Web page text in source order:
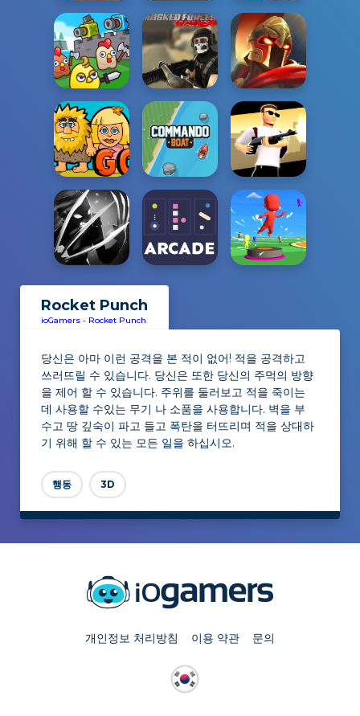
Rocket Punch
ioGamers - Rocket Punch
당신은 아마 이런 공격을 본 적이 없어! 적을 공격하고
쓰러뜨릴 수 있습니다. 당신은 또한 당신의 주먹의 방향
을 제어 할 수 있습니다. 주위를 둘러보고 적을 죽이는
데 사용할 수있는 무기 나 소품을 사용합니다. 벽을 부
수고 땅 깊숙이 파고 들고 폭탄을 터뜨리며 적을 상대하
기 위해 할 수 있는 모든 일을 하십시오.
행동 3D
개인정보 처리방침 이용 약관 문의